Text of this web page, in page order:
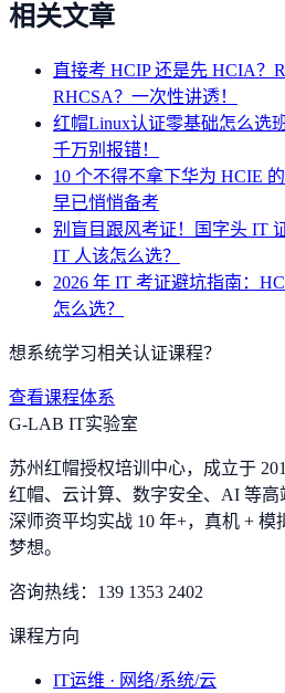
相关文章
直接考 HCIP 还是先 HCIA？
RHCSA？一次性讲透！
红帽Linux认证零基础怎么选
千万别报错！
10 个不得不拿下华为 HCIE
早已悄悄备考
别盲目跟风考证！国字头 IT
IT 人该怎么选？
2026 年 IT 考证避坑指南：
怎么选？
想系统学习相关认证课程？
查看课程体系
G-LAB IT实验室
苏州红帽授权培训中心，成立于
红帽、云计算、数字安全、AI 等
深师资平均实战 10 年+，真机 + 模
梦想。
咨询热线： 139 1353 2402
课程方向
IT运维 · 网络/系统/云